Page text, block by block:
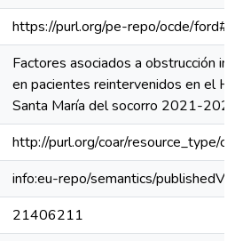
https://purl.org/pe-repo/ocde/
Factores asociados a obstrucción
en pacientes reintervenidos en el
Santa María del socorro 2021-
http://purl.org/coar/resource_type/
info:eu-repo/semantics/
21406211